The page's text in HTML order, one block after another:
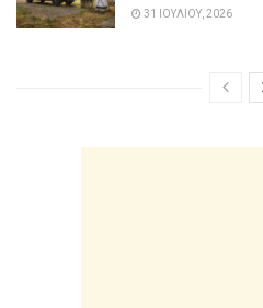
31 ΙΟΥΛΊΟΥ, 2026